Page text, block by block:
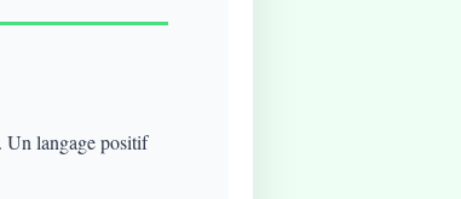
Un langage positif